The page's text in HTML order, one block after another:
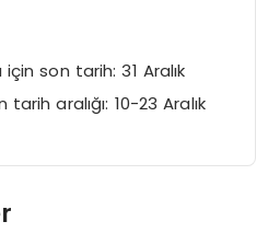
için son tarih: 31 Aralık
tarih aralığı: 10-23 Aralık